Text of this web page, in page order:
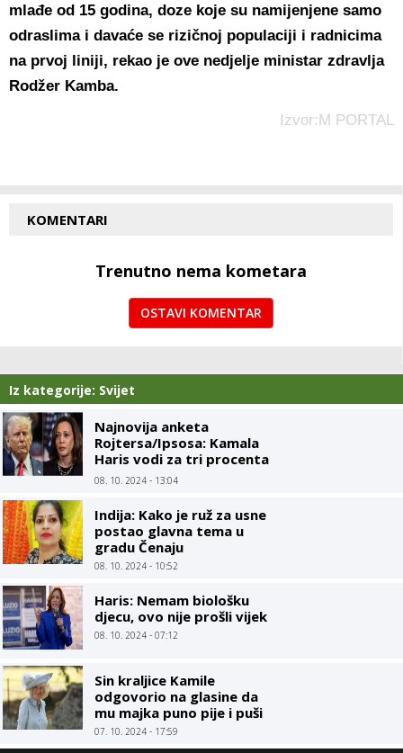
mlađe od 15 godina, doze koje su namijenjene samo
odraslima i davaće se rizičnoj populaciji i radnicima
na prvoj liniji, rekao je ove nedjelje ministar zdravlja
Rodžer Kamba.
Izvor:M PORTAL
KOMENTARI
Trenutno nema kometara
OSTAVI KOMENTAR
Iz kategorije: Svijet
Najnovija anketa
Rojtersa/Ipsosa: Kamala
Haris vodi za tri procenta
u odnosu na Trampa
08. 10. 2024 - 13:04
Indija: Kako je ruž za usne
postao glavna tema u
gradu Čenaju
08. 10. 2024 - 10:52
Haris: Nemam biološku
djecu, ovo nije prošli vijek
08. 10. 2024 - 07:12
Sin kraljice Kamile
odgovorio na glasine da
mu majka puno pije i puši
07. 10. 2024 - 17:59